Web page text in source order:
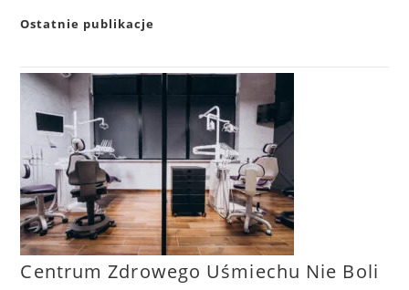
Ostatnie publikacje
Centrum Zdrowego Uśmiechu Nie Boli